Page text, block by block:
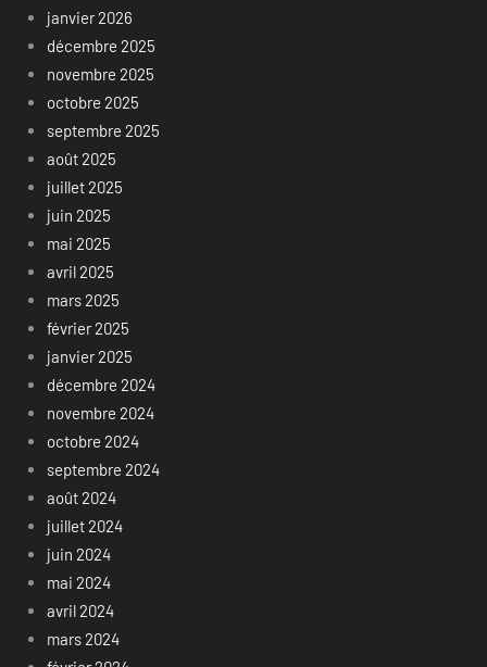
janvier 2026
décembre 2025
novembre 2025
octobre 2025
septembre 2025
août 2025
juillet 2025
juin 2025
mai 2025
avril 2025
mars 2025
février 2025
janvier 2025
décembre 2024
novembre 2024
octobre 2024
septembre 2024
août 2024
juillet 2024
juin 2024
mai 2024
avril 2024
mars 2024